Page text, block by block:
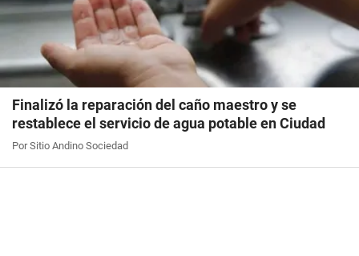
Finalizó la reparación del caño maestro y se
restablece el servicio de agua potable en Ciudad
Por Sitio Andino Sociedad